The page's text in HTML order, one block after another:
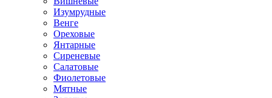
Изумрудные
Венге
Ореховые
Янтарные
Сиреневые
Салатовые
Фиолетовые
Мятные